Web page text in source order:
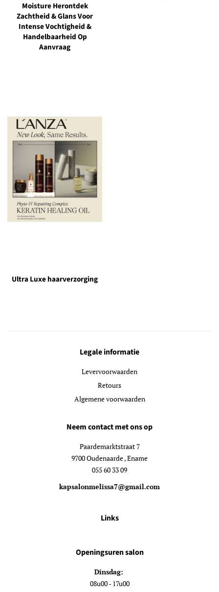
Moisture Herontdek
Zachtheid & Glans Voor
Intense Vochtigheid &
Handelbaarheid Op
Aanvraag
Ultra Luxe haarverzorging
Legale informatie
Levervoorwaarden
Retours
Algemene voorwaarden
Neem contact met ons op
Paardemarktstraat 7
9700 Oudenaarde , Ename
055 60 33 09
kapsalonmelissa7@gmail.com
Links
Openingsuren salon
Dinsdag:
08u00 - 17u00